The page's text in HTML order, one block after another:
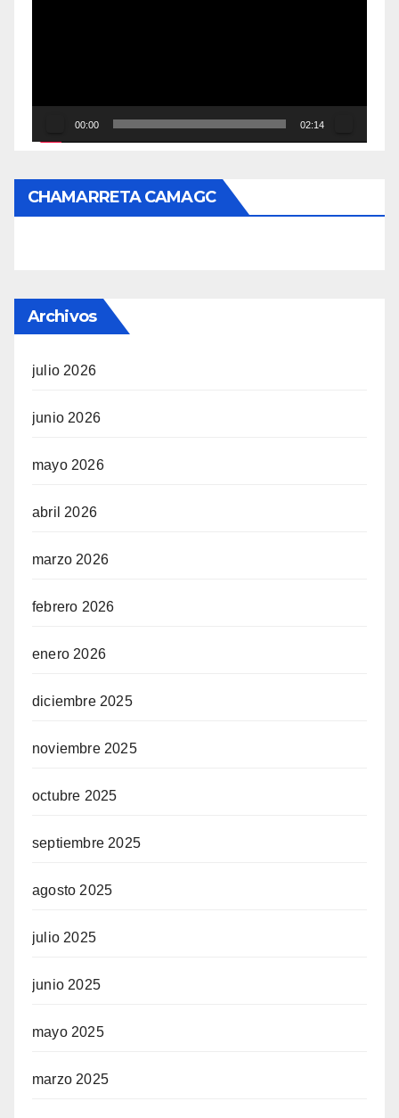
00:00 02:14
CHAMARRETA CAMAGC
Archivos
julio 2026
junio 2026
mayo 2026
abril 2026
marzo 2026
febrero 2026
enero 2026
diciembre 2025
noviembre 2025
octubre 2025
septiembre 2025
agosto 2025
julio 2025
junio 2025
mayo 2025
marzo 2025